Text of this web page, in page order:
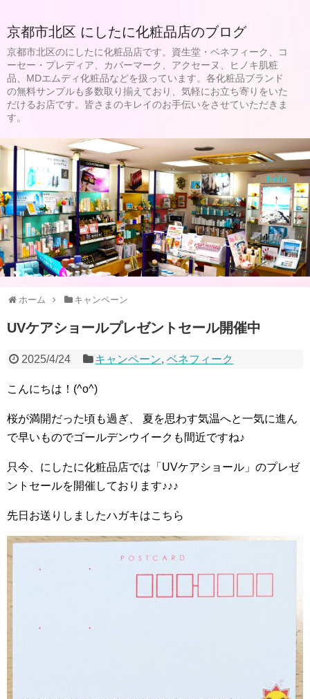
京都市北区 にしたに化粧品店のブログ
京都市北区のにしたに化粧品店です。資生堂・ベネフィーク、コ
ーセー・プレディア、カバーマーク、アクセーヌ、ヒノキ肌粧
品、MDエムディ化粧品などを扱っています。各化粧品ブランド
の無料サンプルも多数取り揃えており、気軽にお立ち寄りをいた
だけるお店です。皆さまのキレイのお手伝いをさせていただきま
す。
ホーム キャンペーン
UVケアショールプレゼントセール開催中
2025/4/24 キャンペーン,ベネフィーク
こんにちは！(^o^)
桜が満開だった頃も過ぎ、 夏を思わす気温へと一気に進ん
で早いものでゴールデンウイークも間近ですね♪
只今、にしたに化粧品店では「UVケアショール」のプレゼ
ントセールを開催しております♪♪♪
先日お送りしましたハガキはこちら